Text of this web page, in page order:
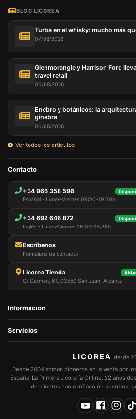
BLOG LICOREA
Turba en el whisky: mucho más
07/08/2026
Glenmorangie y Harrison Ford
travel retail
06/08/2026
Enebro y botánicos: la
ginebra
06/08/2026
Ver todos los artículos
Contacto
+34 966 358 596
Español - Lunes-Viernes 09:00-19:30h
+34 692 646 872
Inglés - Lunes-Viernes 09:30-16:30h
Escríbenos
Formulario de contacto
Licorea Tienda
C/ Carmen, 61, 03550 San Juan, Alicante
Información
Servicios
LICOREA desde
Desde 2004 somos pioneros en la venta por
España: La Primera Licorería Online. 22 años
de clientes han confiado en nosotros,